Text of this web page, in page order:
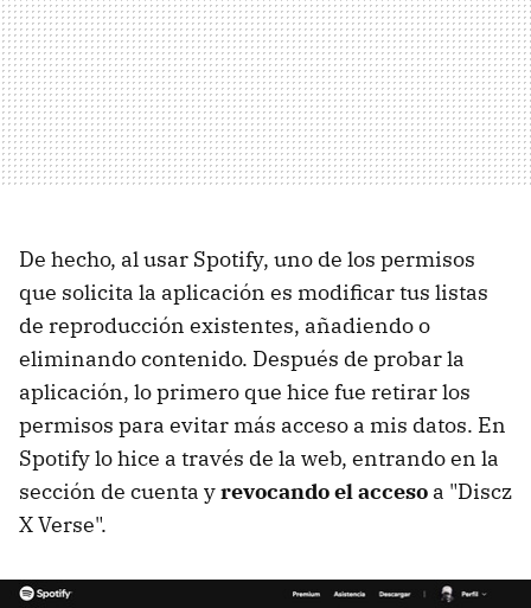
De hecho, al usar Spotify, uno de los permisos
que solicita la aplicación es modificar tus listas
de reproducción existentes, añadiendo o
eliminando contenido. Después de probar la
aplicación, lo primero que hice fue retirar los
permisos para evitar más acceso a mis datos. En
Spotify lo hice a través de la web, entrando en la
sección de cuenta yrevocando el acceso a "Discz
X Verse".